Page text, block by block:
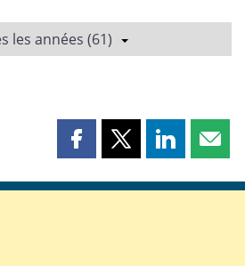
les années (61)
Partager
page
Partager
page
Partager
page page